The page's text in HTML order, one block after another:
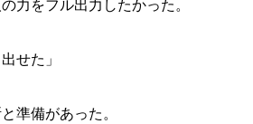
力をフル出力したかった。
せた」
準備があった。